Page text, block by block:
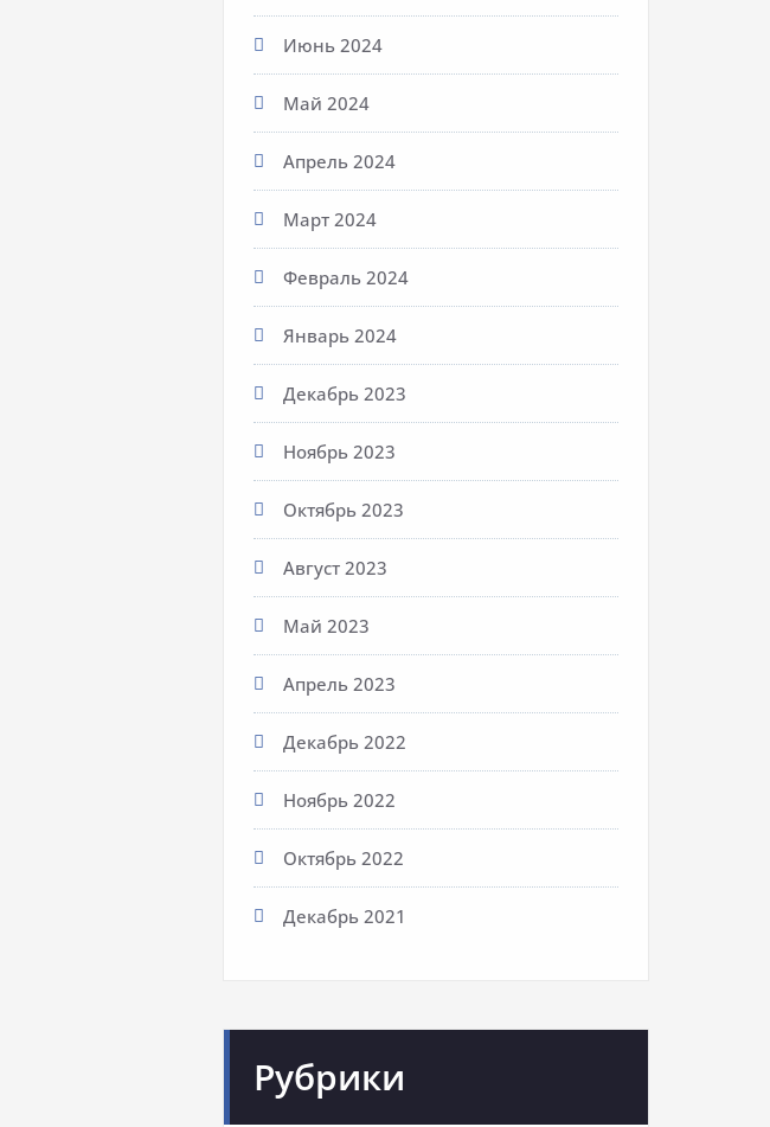
Июнь 2024
Май 2024
Апрель 2024
Март 2024
Февраль 2024
Январь 2024
Декабрь 2023
Ноябрь 2023
Октябрь 2023
Август 2023
Май 2023
Апрель 2023
Декабрь 2022
Ноябрь 2022
Октябрь 2022
Декабрь 2021
Рубрики